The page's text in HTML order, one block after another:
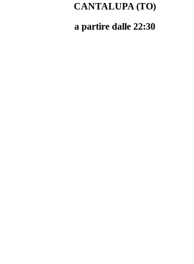
CANTALUPA (TO)
a partire dalle 22:30